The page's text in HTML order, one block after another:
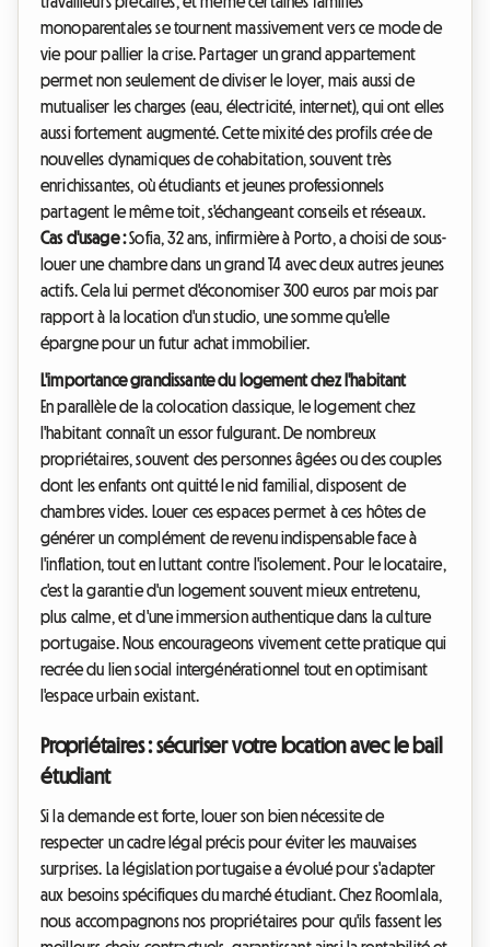
monoparentales se tournent massivement vers ce mode de
vie pour pallier la crise. Partager un grand appartement
permet non seulement de diviser le loyer, mais aussi de
mutualiser les charges (eau, électricité, internet), qui ont elles
aussi fortement augmenté. Cette mixité des profils crée de
nouvelles dynamiques de cohabitation, souvent très
enrichissantes, où étudiants et jeunes professionnels
partagent le même toit, s'échangeant conseils et réseaux.
Cas d'usage :Sofia, 32 ans, infirmière à Porto, a choisi de sous-
louer une chambre dans un grand T4 avec deux autres jeunes
actifs. Cela lui permet d'économiser 300 euros par mois par
rapport à la location d'un studio, une somme qu'elle
épargne pour un futur achat immobilier.
L'importance grandissante du logement chez l'habitant
En parallèle de la colocation classique, le logement chez
l'habitant connaît un essor fulgurant. De nombreux
propriétaires, souvent des personnes âgées ou des couples
dont les enfants ont quitté le nid familial, disposent de
chambres vides. Louer ces espaces permet à ces hôtes de
générer un complément de revenu indispensable face à
l'inflation, tout en luttant contre l'isolement. Pour le locataire,
c'est la garantie d'un logement souvent mieux entretenu,
plus calme, et d'une immersion authentique dans la culture
portugaise. Nous encourageons vivement cette pratique qui
recrée du lien social intergénérationnel tout en optimisant
l'espace urbain existant.
Propriétaires : sécuriser votre location avec le bail
étudiant
Si la demande est forte, louer son bien nécessite de
respecter un cadre légal précis pour éviter les mauvaises
surprises. La législation portugaise a évolué pour s'adapter
aux besoins spécifiques du marché étudiant. Chez Roomlala,
nous accompagnons nos propriétaires pour qu'ils fassent les